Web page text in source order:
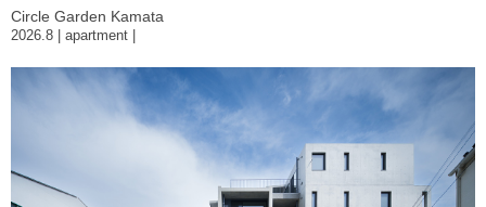
Circle Garden Kamata
2026.8 | apartment |